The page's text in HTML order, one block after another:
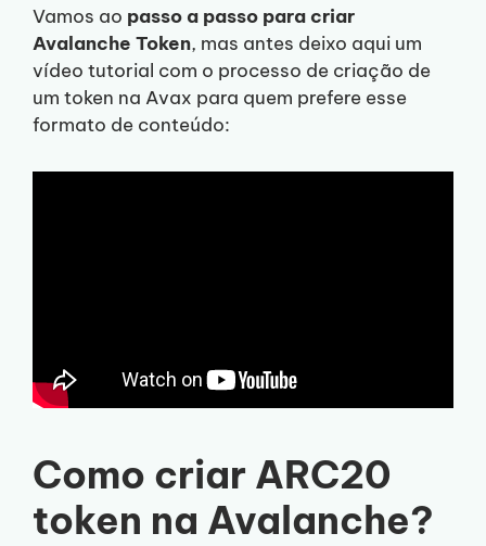
Vamos ao passo a passo para criar
Avalanche Token, mas antes deixo aqui um
vídeo tutorial com o processo de criação de
um token na Avax para quem prefere esse
formato de conteúdo:
Como criar ARC20
token na Avalanche?